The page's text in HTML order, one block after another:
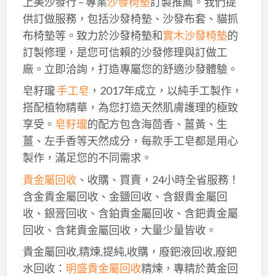
供訂做服務，包括沙發椅墊、沙發布套、貓抓
布椅墊等。致力於沙發椅墊和實木沙發椅墊的
訂製修理，是您可信賴的沙發修理與訂做工
廠。立即洽詢，打造專屬您的舒適沙發體驗。
皂籽瓏手工皂 ，2017年成立，以純手工製作，
搭配植物精華，為您打造天然肌膚護理的極致
享受。 皂籽瓏的配方包含海茴香、薑黃、生
薑、左手香等天然成分，每款手工皂都是用心
製作，滿足您的不同需求。
貴金屬回收、收購、買賣，24小時全省服務！
含金貴金屬回收、金鹽回收、含銀貴金屬回
收、銀膏回收、含鉑貴金屬回收、含鈀貴金屬
回收、含銠貴金屬回收，大量少量皆收。
貴金屬回收,精煉,提純,收購，廢鈀液回收,廢鈀
水回收： 明盛貴金屬回收精煉，專精於黃金回